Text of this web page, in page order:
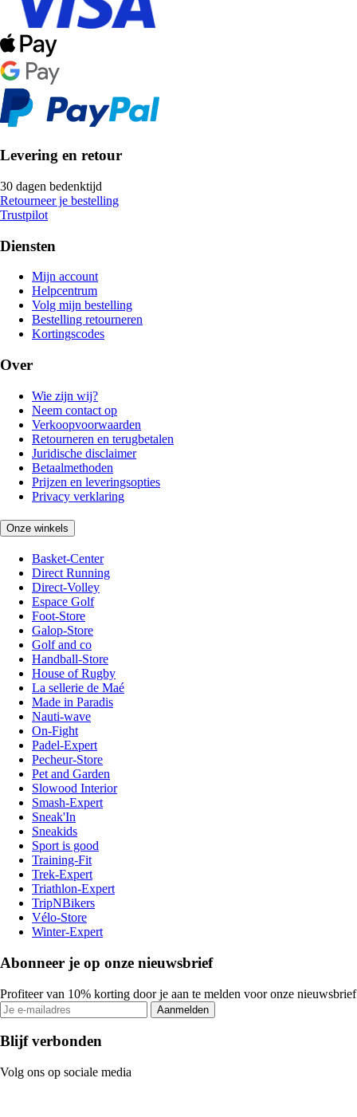
Levering en retour
30 dagen bedenktijd
Retourneer je bestelling
Trustpilot
Diensten
Mijn account
Helpcentrum
Volg mijn bestelling
Bestelling retourneren
Kortingscodes
Over
Wie zijn wij?
Neem contact op
Verkoopvoorwaarden
Retourneren en terugbetalen
Juridische disclaimer
Betaalmethoden
Prijzen en leveringsopties
Privacy verklaring
Onze winkels
Basket-Center
Direct Running
Direct-Volley
Espace Golf
Foot-Store
Galop-Store
Golf and co
Handball-Store
House of Rugby
La sellerie de Maé
Made in Paradis
Nauti-wave
On-Fight
Padel-Expert
Pecheur-Store
Pet and Garden
Slowood Interior
Smash-Expert
Sneak'In
Sneakids
Sport is good
Training-Fit
Trek-Expert
Triathlon-Expert
TripNBikers
Vélo-Store
Winter-Expert
Abonneer je op onze nieuwsbrief
Profiteer van 10% korting door je aan te melden voor onze nieuwsbrief
Aanmelden
Blijf verbonden
Volg ons op sociale media